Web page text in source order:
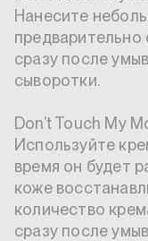
Нанесите
сразу после
сыворотки.
Don’t Touch My
Используйте
время он будет
коже
количество
сразу после